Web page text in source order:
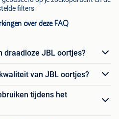
filters
over deze FAQ
draadloze JBL oortjes?
van JBL oortjes?
tijdens het